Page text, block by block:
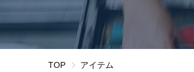
TOP アイテム